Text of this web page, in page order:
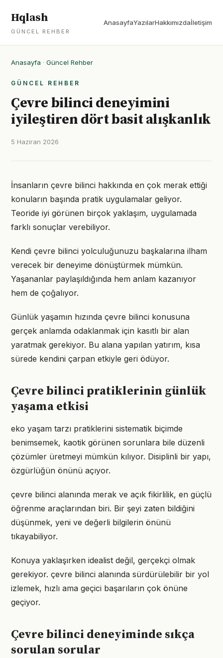
Hqlash
GÜNCEL REHBER
AnasayfaYazılarHakkımızdaİletişim
Anasayfa · Güncel Rehber
GÜNCEL REHBER
Çevre bilinci deneyimini
iyileştiren dört basit alışkanlık
5 Haziran 2026
İnsanların çevre bilinci hakkında en çok merak ettiği
konuların başında pratik uygulamalar geliyor.
Teoride iyi görünen birçok yaklaşım, uygulamada
farklı sonuçlar verebiliyor.
Kendi çevre bilinci yolculuğunuzu başkalarına ilham
verecek bir deneyime dönüştürmek mümkün.
Yaşananlar paylaşıldığında hem anlam kazanıyor
hem de çoğalıyor.
Günlük yaşamın hızında çevre bilinci konusuna
gerçek anlamda odaklanmak için kasıtlı bir alan
yaratmak gerekiyor. Bu alana yapılan yatırım, kısa
sürede kendini çarpan etkiyle geri ödüyor.
Çevre bilinci pratiklerinin günlük
yaşama etkisi
eko yaşam tarzı pratiklerini sistematik biçimde
benimsemek, kaotik görünen sorunlara bile düzenli
çözümler üretmeyi mümkün kılıyor. Disiplinli bir yapı,
özgürlüğün önünü açıyor.
çevre bilinci alanında merak ve açık fikirlilik, en güçlü
öğrenme araçlarından biri. Bir şeyi zaten bildiğini
düşünmek, yeni ve değerli bilgilerin önünü
tıkayabiliyor.
Konuya yaklaşırken idealist değil, gerçekçi olmak
gerekiyor. çevre bilinci alanında sürdürülebilir bir yol
izlemek, hızlı ama geçici başarıların çok önüne
geçiyor.
Çevre bilinci deneyiminde sıkça
sorulan sorular